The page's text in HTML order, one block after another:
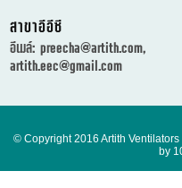
สาขาอีอีซี
อีเมล์:preecha@artith.com,
artith.eec@gmail.com
© Copyright 2016 Artith
by